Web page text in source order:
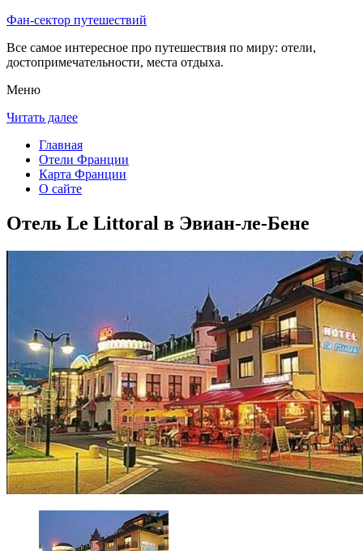
Фан-сектор путешествий
Все самое интересное про путешествия по миру: отели,
достопримечательности, места отдыха.
Меню
Читать далее
Главная
Отели Франции
Карта Франции
О сайте
Отель Le Littoral в Эвиан-ле-Бене